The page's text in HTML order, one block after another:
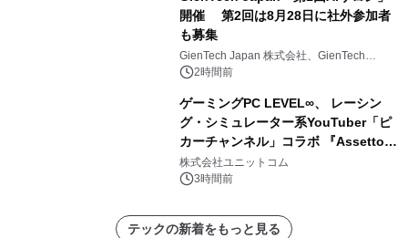
開催 第2回は8月28日に社外参加者
も募集
GienTech Japan 株式会社、GienTech
Consulting Japan 株式会社
2時間前
ゲーミングPC LEVEL∞、 レーシン
グ・シミュレーター系YouTuber「ピ
カーチャンネル」コラボ 『Assetto
Corsa EVO』推奨パソコン販売中
株式会社ユニットコム
3時間前
テックの新着をもっと見る